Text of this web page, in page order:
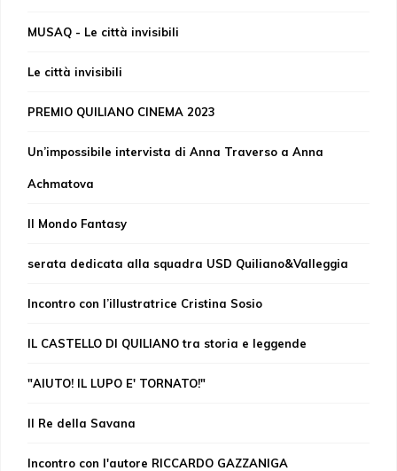
MUSAQ - Le città invisibili
Le città invisibili
PREMIO QUILIANO CINEMA 2023
Un’impossibile intervista di Anna Traverso a Anna
Achmatova
Il Mondo Fantasy
serata dedicata alla squadra USD Quiliano&Valleggia
Incontro con l’illustratrice Cristina Sosio
IL CASTELLO DI QUILIANO tra storia e leggende
"AIUTO! IL LUPO E' TORNATO!"
Il Re della Savana
Incontro con l'autore RICCARDO GAZZANIGA